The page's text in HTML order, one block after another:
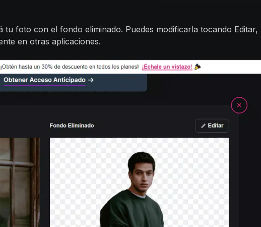
foto con el fondo eliminado. Puedes modificarla tocando Editar,
en otras aplicaciones.